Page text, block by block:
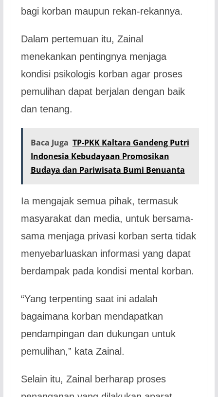
bagi korban maupun rekan-rekannya.
Dalam pertemuan itu, Zainal
menekankan pentingnya menjaga
kondisi psikologis korban agar proses
pemulihan dapat berjalan dengan baik
dan tenang.
Baca Juga TP-PKK Kaltara Gandeng Putri
Indonesia Kebudayaan Promosikan
Budaya dan Pariwisata Bumi Benuanta
Ia mengajak semua pihak, termasuk
masyarakat dan media, untuk bersama-
sama menjaga privasi korban serta tidak
menyebarluaskan informasi yang dapat
berdampak pada kondisi mental korban.
“Yang terpenting saat ini adalah
bagaimana korban mendapatkan
pendampingan dan dukungan untuk
pemulihan,” kata Zainal.
Selain itu, Zainal berharap proses